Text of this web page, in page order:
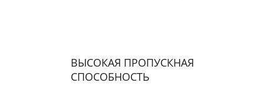
ВЫСОКАЯ ПРОПУСКНАЯ
СПОСОБНОСТЬ